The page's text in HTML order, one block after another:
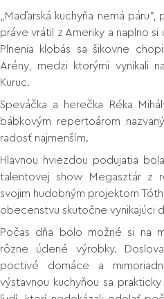
„Maďarská kuchyňa nemá
práve vrátil z Ameriky a naplno
Plnenia klobás sa šikovne
Arény, medzi ktorými vynikali
Kuruc.
Speváčka a herečka Réka
bábkovým repertoárom
radosť najmenším.
Hlavnou hviezdou podujatia
talentovej show Megasztár z
svojim hudobným projektom
obecenstvu skutočne vynikajúci
Počas dňa bolo možné si na
rôzne údené výrobky.
poctivé domáce a
výstavnou kuchyňou sa